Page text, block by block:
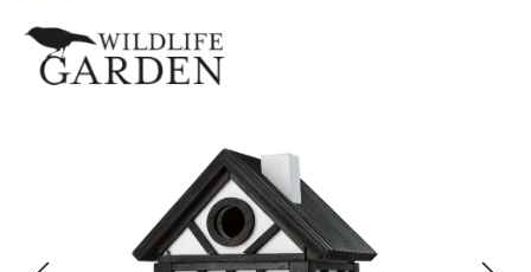
Bildergalerie überspringen